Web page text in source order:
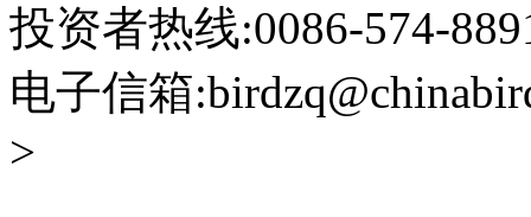
投资者热线:0086-574-
电子信箱
>